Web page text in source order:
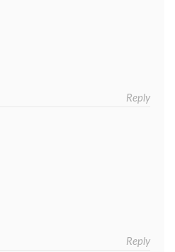
Reply
Reply